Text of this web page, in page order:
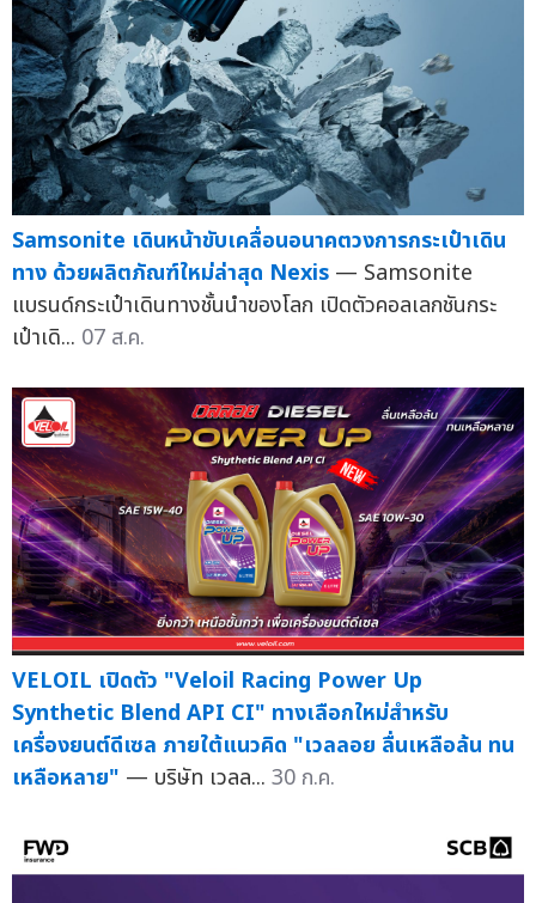
Samsonite เดินหน้าขับเคลื่อนอนาคตวงการกระเป๋าเดิน
ทาง ด้วยผลิตภัณฑ์ใหม่ล่าสุด Nexis — Samsonite
แบรนด์กระเป๋าเดินทางชั้นนำของโลก เปิดตัวคอลเลกชันกระ
เป๋าเดิ... 07 ส.ค.
VELOIL เปิดตัว "Veloil Racing Power Up
Synthetic Blend API CI" ทางเลือกใหม่สำหรับ
เครื่องยนต์ดีเซล ภายใต้แนวคิด "เวลลอย ลื่นเหลือล้น ทน
เหลือหลาย" — บริษัท เวลล... 30 ก.ค.